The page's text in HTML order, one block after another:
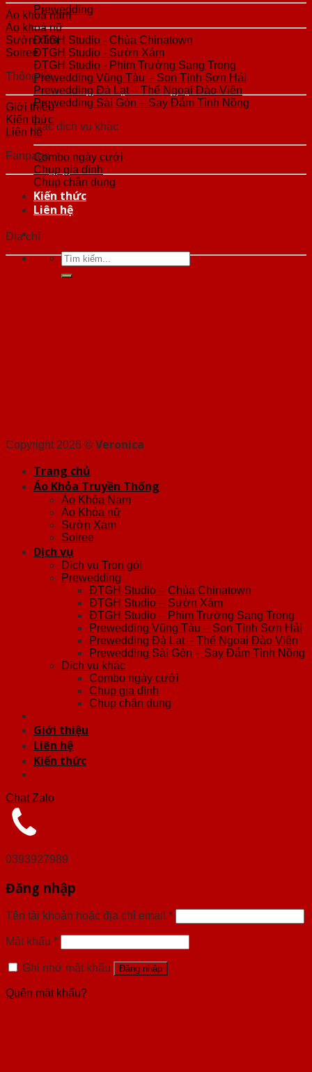
Prewedding
ĐTGH Studio - Chùa Chinatown
ĐTGH Studio - Sườn Xám
ĐTGH Studio - Phim Trường Sang Trọng
Prewedding Vũng Tàu – Son Tình Sơn Hải
Prewedding Đà Lạt – Thế Ngoại Đào Viên
Prewedding Sài Gòn – Say Đắm Tình Nồng
Các dịch vụ khác
Combo ngày cưới
Chụp gia đình
Chụp chân dung
Kiến thức
Liên hệ
Tìm
kiếm:
Áo khoả nam
Áo khoả nữ
Sườn xám
Soiree
Thông tin
Giới thiệu
Kiến thức
Liên hệ
Fanpage
Địa chỉ
Copyright 2026 © Veronica
Trang chủ
Áo Khỏa Truyền Thống
Áo Khỏa Nam
Áo Khỏa nữ
Sườn Xám
Soiree
Dịch vụ
Dịch vụ Trọn gói
Prewedding
ĐTGH Studio – Chùa Chinatown
ĐTGH Studio – Sườn Xám
ĐTGH Studio – Phim Trường Sang Trọng
Prewedding Vũng Tàu – Son Tình Sơn Hải
Prewedding Đà Lạt – Thế Ngoại Đào Viên
Prewedding Sài Gòn – Say Đắm Tình Nồng
Dịch vụ khác
Combo ngày cưới
Chụp gia đình
Chụp chân dung
Giới thiệu
Liên hệ
Kiến thức
Chat Zalo
0393927989
Đăng nhập
Tên tài khoản hoặc địa chỉ email *
Mật khẩu *
Ghi nhớ mật khẩu Đăng nhập
Quên mật khẩu?